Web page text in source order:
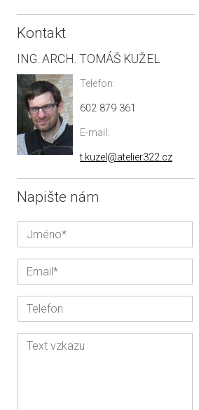
Kontakt
ING. ARCH. TOMÁŠ KUŽEL
Telefon:
602 879 361
E-mail:
t.kuzel@atelier322.cz
Napište nám